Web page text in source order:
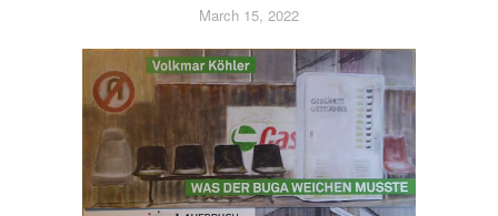
March 15, 2022